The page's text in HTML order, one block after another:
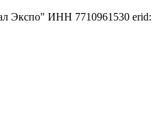
Экспо" ИНН 7710961530 erid: